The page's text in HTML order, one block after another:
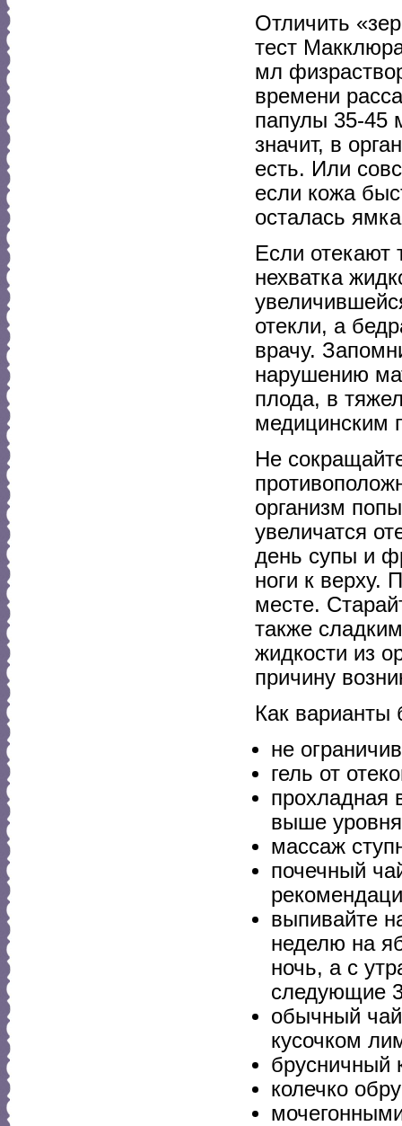
Отличить
тест
мл
времени
папулы 35-45
значит, в
есть. Или
если кожа
осталась
Если отекают
нехватка
отекли, а
врачу.
нарушению
плода, в
медицинским
Не
организм
увеличатся
день супы и
ноги к верху.
месте.
также
жидкости из
причину
Как
не
гель от
прохладная
выше
массаж
почечный
выпивайте
неделю на
ночь, а с
следующие
обычный
кусочком
брусничный
колечко